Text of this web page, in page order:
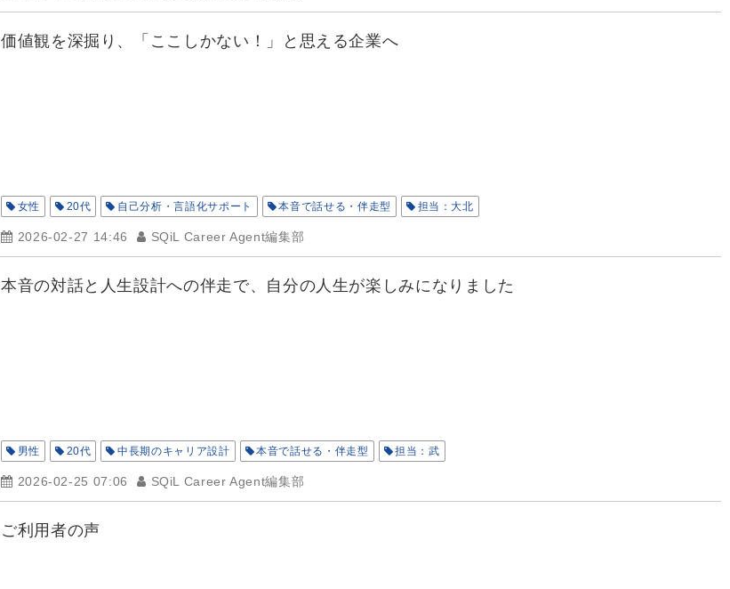
価値観を深掘り、「ここしかない！」と思える企業へ
女性 20代 自己分析・言語化サポート 本音で話せる・伴走型 担当：大北
2026-02-27 14:46 SQiL Career Agent編集部
本音の対話と人生設計への伴走で、自分の人生が楽しみになりました
男性 20代 中長期のキャリア設計 本音で話せる・伴走型 担当：武
2026-02-25 07:06 SQiL Career Agent編集部
ご利用者の声